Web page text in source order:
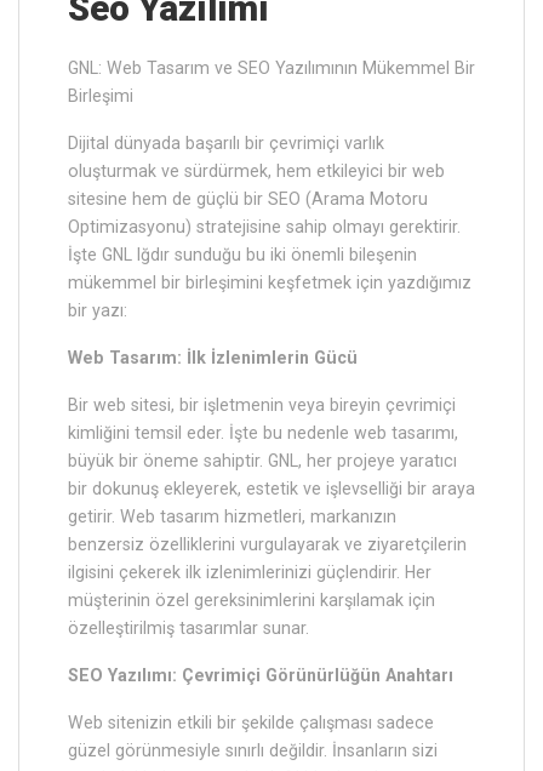
Seo Yazılımı
GNL: Web Tasarım ve SEO Yazılımının Mükemmel Bir
Birleşimi
Dijital dünyada başarılı bir çevrimiçi varlık
oluşturmak ve sürdürmek, hem etkileyici bir web
sitesine hem de güçlü bir SEO (Arama Motoru
Optimizasyonu) stratejisine sahip olmayı gerektirir.
İşte GNL Iğdır sunduğu bu iki önemli bileşenin
mükemmel bir birleşimini keşfetmek için yazdığımız
bir yazı:
Web Tasarım: İlk İzlenimlerin Gücü
Bir web sitesi, bir işletmenin veya bireyin çevrimiçi
kimliğini temsil eder. İşte bu nedenle web tasarımı,
büyük bir öneme sahiptir. GNL, her projeye yaratıcı
bir dokunuş ekleyerek, estetik ve işlevselliği bir araya
getirir. Web tasarım hizmetleri, markanızın
benzersiz özelliklerini vurgulayarak ve ziyaretçilerin
ilgisini çekerek ilk izlenimlerinizi güçlendirir. Her
müşterinin özel gereksinimlerini karşılamak için
özelleştirilmiş tasarımlar sunar.
SEO Yazılımı: Çevrimiçi Görünürlüğün Anahtarı
Web sitenizin etkili bir şekilde çalışması sadece
güzel görünmesiyle sınırlı değildir. İnsanların sizi